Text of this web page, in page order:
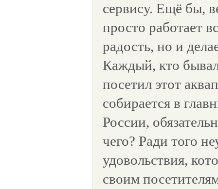
сервису. Ещё бы,
просто работает
радость, но и
Каждый, кто
посетил этот
собирается в
России,
чего? Ради того
удовольствия,
своим